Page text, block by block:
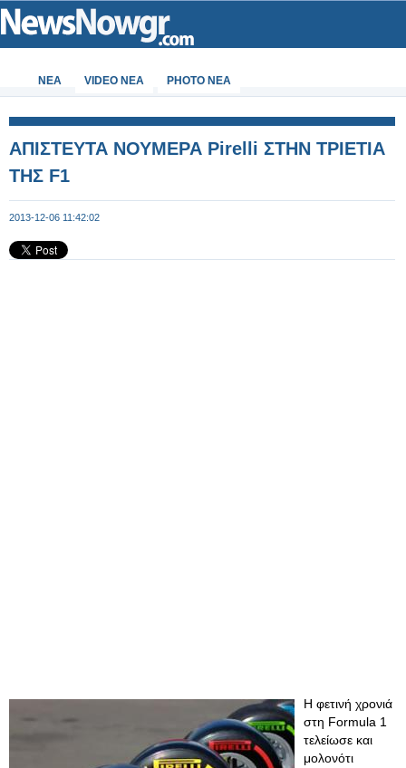
ΝΕΑ VIDEO NEA PHOTO NEA
ΑΠΙΣΤΕΥΤΑ ΝΟΥΜΕΡΑ Pirelli ΣΤΗΝ ΤΡΙΕΤΙΑ
ΤΗΣ F1
2013-12-06 11:42:02
Η φετινή χρονιά
στη Formula 1
τελείωσε και
μολονότι